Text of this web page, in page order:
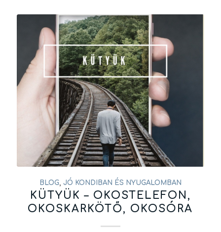
BLOG, JÓ KONDIBAN ÉS NYUGALOMBAN
KÜTYÜK – OKOSTELEFON,
OKOSKARKÖTŐ, OKOSÓRA